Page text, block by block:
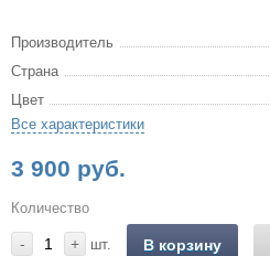
Производитель
Страна
Цвет
Все характеристики
3 900 руб.
Количество
- + шт. В корзину